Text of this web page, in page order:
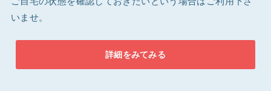
いませ。
詳細をみてみる